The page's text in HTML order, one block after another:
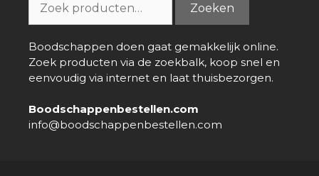
naar:
Zoeken
Boodschappen doen gaat gemakkelijk online.
Zoek producten via de zoekbalk, koop snel en
eenvoudig via internet en laat thuisbezorgen.
Boodschappenbestellen.com
info@boodschappenbestellen.com